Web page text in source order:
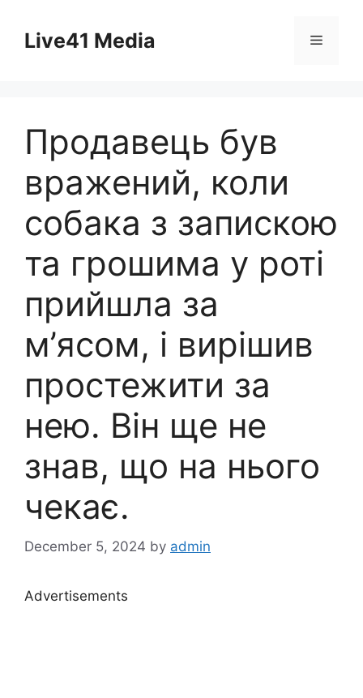
contentLive41 Media Menu
Продавець був
вражений, коли
собака з запискою
та грошима у роті
прийшла за
м’ясом, і вирішив
простежити за
нею. Він ще не
знав, що на нього
чекає.
December 5, 2024 by admin
Advertisements